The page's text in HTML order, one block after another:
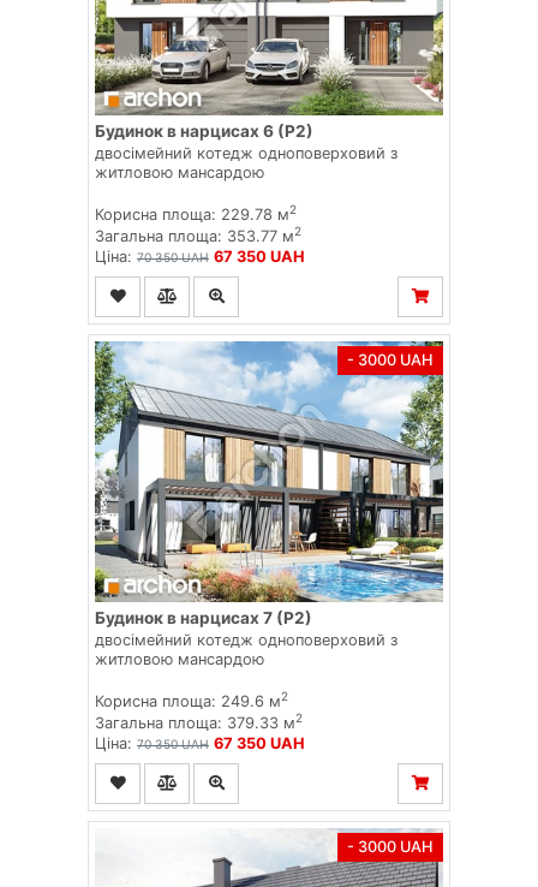
Будинок в нарцисах 6 (Р2)
двосімейний котедж одноповерховий з
житловою мансардою
Корисна площа: 229.78 м2
Загальна площа: 353.77 м2
Ціна: 70 350 UAH 67 350 UAH
- 3000 UAH
Будинок в нарцисах 7 (Р2)
двосімейний котедж одноповерховий з
житловою мансардою
Корисна площа: 249.6 м2
Загальна площа: 379.33 м2
Ціна: 70 350 UAH 67 350 UAH
- 3000 UAH